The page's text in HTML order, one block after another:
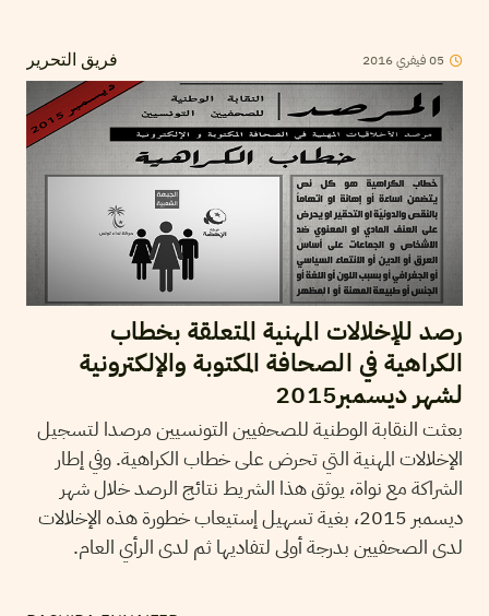
فريق التحرير 05فيفري2016
رصد للإخلالات المهنية المتعلقة بخطاب
الكراهية في الصحافة المكتوبة والإلكترونية
لشهر ديسمبر2015
بعثت النقابة الوطنية للصحفيين التونسيين مرصدا لتسجيل
الإخلالات المهنية التي تحرض على خطاب الكراهية. وفي إطار
الشراكة مع نواة، يوثق هذا الشريط نتائج الرصد خلال شهر
ديسمبر 2015، بغية تسهيل إستيعاب خطورة هذه الإخلالات
لدى الصحفيين بدرجة أولى لتفاديها ثم لدى الرأي العام.